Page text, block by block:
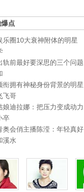
爆点
乐圈10大衰神附体的明星
轨前最好要深思的三个问题
衔拥有神秘身份背景的明星
飞哥
娘迪拉娜：把压力变成动力
卒
奥会俏主播陈滢：年轻真好
溪水